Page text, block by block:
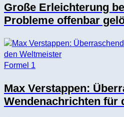
Große Erleichterung
Probleme offenbar
Formel 1
Max Verstappen:
Wendenachrichten für